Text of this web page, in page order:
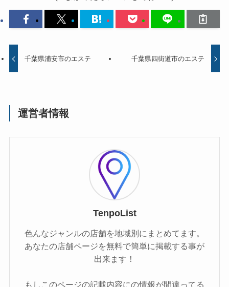
千葉県浦安市のエステ 千葉県四街道市のエステ
運営者情報
TenpoList
色んなジャンルの店舗を地域別にまとめてます。
あなたの店舗ページを無料で簡単に掲載する事が
出来ます！
もしこのページの記載内容にの情報が間違ってる